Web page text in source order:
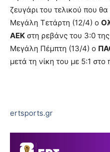
ζευγάρι του τελικού που θα
Μεγάλη Τετάρτη (12/4) ο
ΑΕΚ στη ρεβάνς του 3:0
Μεγάλη Πέμπτη (13/4) ο
μετά τη νίκη του με 5:1 στο
ertsports.gr